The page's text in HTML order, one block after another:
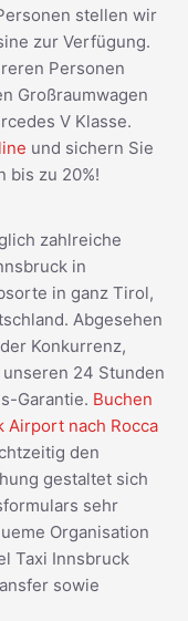
stellen wir
zur Verfügung.
Personen
Großraumwagen
V Klasse.
und sichern Sie
bis zu 20%!
zahlreiche
in
in ganz Tirol,
Abgesehen
Konkurrenz,
24 Stunden
Garantie. Buchen
Airport nach Rocca
den
gestaltet sich
sehr
Organisation
Taxi Innsbruck
sowie